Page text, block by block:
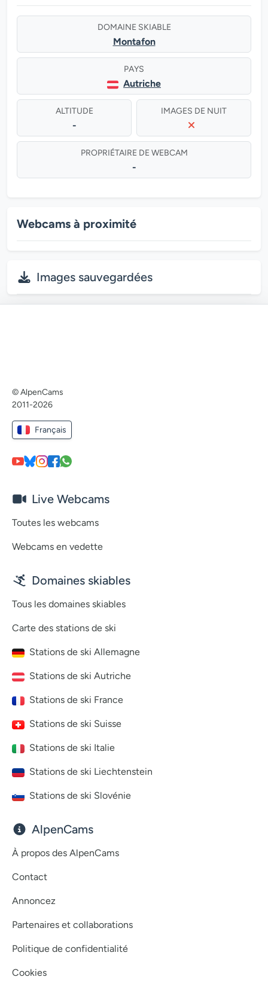
DOMAINE SKIABLE
Montafon
PAYS
Autriche
ALTITUDE
-
IMAGES DE NUIT
PROPRIÉTAIRE DE WEBCAM
-
Webcams à proximité
Images sauvegardées
© AlpenCams
2011-2026
Français
Live Webcams
Toutes les webcams
Webcams en vedette
Domaines skiables
Tous les domaines skiables
Carte des stations de ski
Stations de ski Allemagne
Stations de ski Autriche
Stations de ski France
Stations de ski Suisse
Stations de ski Italie
Stations de ski Liechtenstein
Stations de ski Slovénie
AlpenCams
À propos des AlpenCams
Contact
Annoncez
Partenaires et collaborations
Politique de confidentialité
Cookies